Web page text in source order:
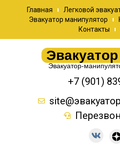
Главная Легковой
Эвакуатор манипулятор
Контакты
Эвакуатор-
+7 (901)